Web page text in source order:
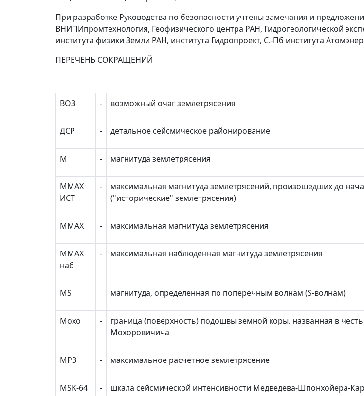
При разработке Руководства по безопасности учтены замечания и
ВНИПИпромтехнология, Геофизического центра РАН, Гидрогеологической
института физики Земли РАН, института Гидропроект, С.-Пб института
ПЕРЕЧЕНЬ СОКРАЩЕНИЙ
ВОЗ - возможный очаг землетрясения
ДСР - детальное сейсмическое районирование
М - магнитуда землетрясения
ММАХ
ИСТ
-
максимальная магнитуда землетрясений, произошедших до
("исторические" землетрясения)
ММАХ - максимальная магнитуда землетрясения
ММАХ
наб
- максимальная наблюденная магнитуда землетрясения
МS магнитуда, определенная по поперечным волнам (S-волнам)
Мохо -
граница (поверхность) подошвы земной коры, названная в
Мохоровичича
МРЗ - максимальное расчетное землетрясение
MSK-64 - шкала сейсмической интенсивности Медведева-Шпонхойера-